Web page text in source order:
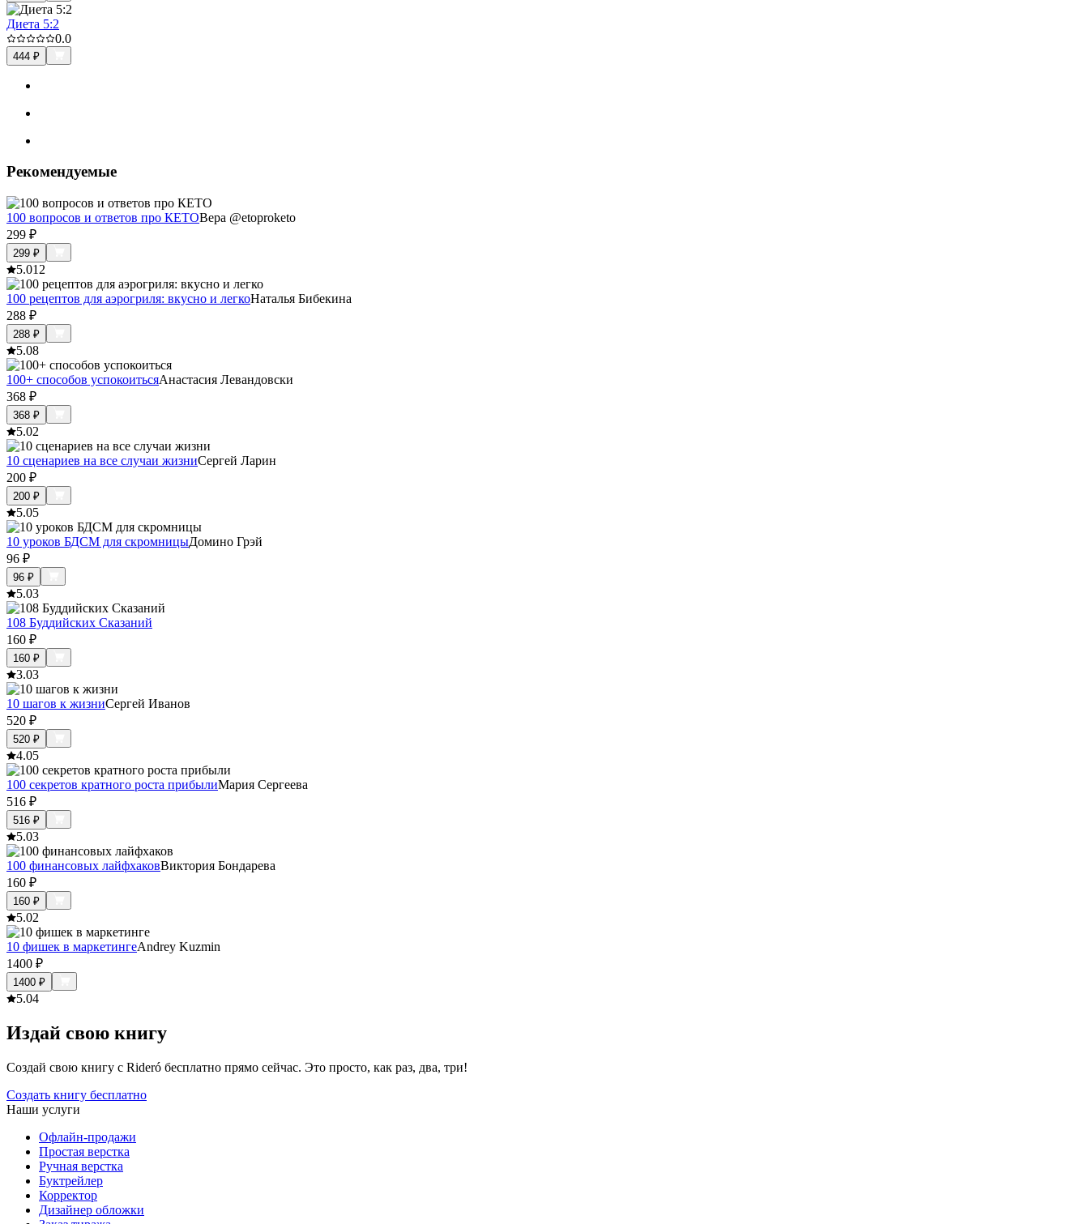
Диета 5:2
0.0
444 ₽
Рекомендуемые
100 вопросов и ответов про КЕТОВера @etoproketo
299 ₽
299 ₽
5.012
100 рецептов для аэрогриля: вкусно и легкоНаталья Бибекина
288 ₽
288 ₽
5.08
100+ способов успокоитьсяАнастасия Левандовски
368 ₽
368 ₽
5.02
10 сценариев на все случаи жизниСергей Ларин
200 ₽
200 ₽
5.05
10 уроков БДСМ для скромницыДомино Грэй
96 ₽
96 ₽
5.03
108 Буддийских Сказаний
160 ₽
160 ₽
3.03
10 шагов к жизниСергей Иванов
520 ₽
520 ₽
4.05
100 секретов кратного роста прибылиМария Сергеева
516 ₽
516 ₽
5.03
100 финансовых лайфхаковВиктория Бондарева
160 ₽
160 ₽
5.02
10 фишек в маркетингеAndrey Kuzmin
1400 ₽
1400 ₽
5.04
Издай свою книгу
Создай свою книгу с Rideró бесплатно прямо сейчас. Это просто, как раз, два, три!
Создать книгу бесплатно
Наши услуги
Офлайн-продажи
Простая верстка
Ручная верстка
Буктрейлер
Корректор
Дизайнер обложки